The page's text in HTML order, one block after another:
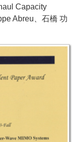
Capacity
Abreu、石橋 功